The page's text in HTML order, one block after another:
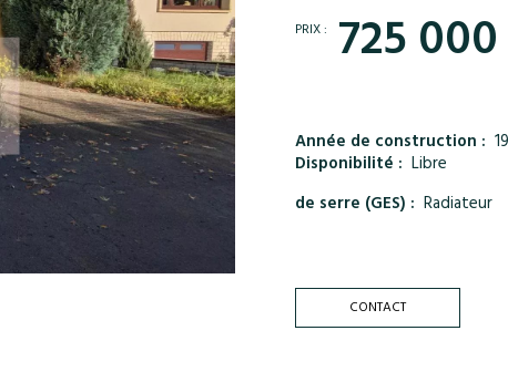
PRIX : 725
Année de construction :
Disponibilité : Libre
de serre (GES) : Radiateur
CONTACT